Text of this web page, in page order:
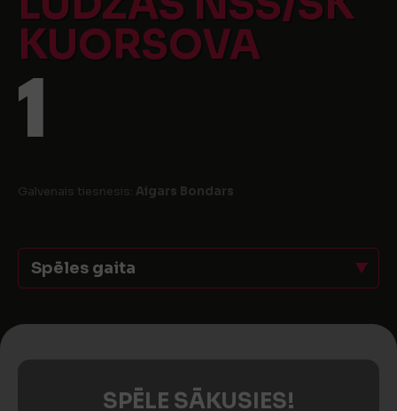
KUORSOVA
1
Galvenais tiesnesis: Aigars Bondars
Spēles gaita
SPĒLE SĀKUSIES!